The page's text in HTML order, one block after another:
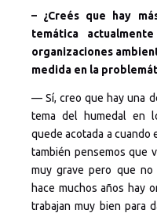
– ¿Creés que hay
temática
organizaciones
medida en la
— Sí, creo que hay una
tema del humedal en
quede acotada a cuando
también pensemos que
muy grave pero que
hace muchos años hay
trabajan muy bien para